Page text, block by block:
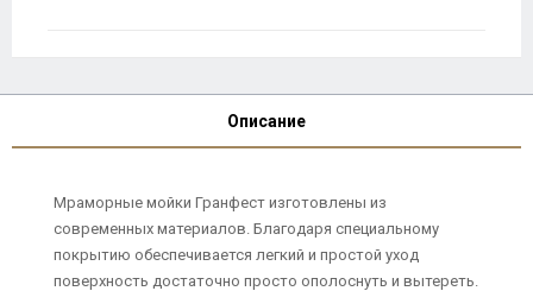
Описание
Мраморные мойки Гранфест изготовлены из
современных материалов. Благодаря специальному
покрытию обеспечивается легкий и простой уход
поверхность достаточно просто ополоснуть и вытереть.